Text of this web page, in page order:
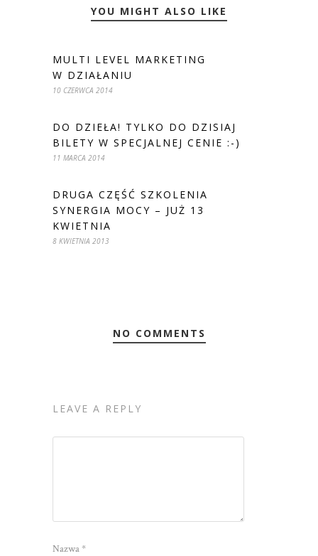
YOU MIGHT ALSO LIKE
MULTI LEVEL MARKETING
W DZIAŁANIU
10 CZERWCA 2014
DO DZIEŁA! TYLKO DO DZISIAJ
BILETY W SPECJALNEJ CENIE :-)
11 MARCA 2014
DRUGA CZĘŚĆ SZKOLENIA
SYNERGIA MOCY – JUŻ 13
KWIETNIA
8 KWIETNIA 2013
NO COMMENTS
LEAVE A REPLY
Nazwa*